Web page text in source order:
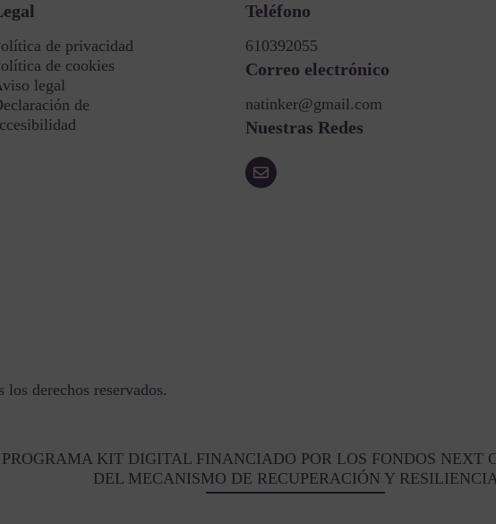
de privacidad
de cookies
legal
de
Teléfono
610392055
Correo electrónico
natinker@gmail.com
Nuestras Redes
derechos reservados.
PROGRAMA KIT DIGITAL FINANCIADO POR LOS FONDOS NEXT
DEL MECANISMO DE RECUPERACIÓN Y